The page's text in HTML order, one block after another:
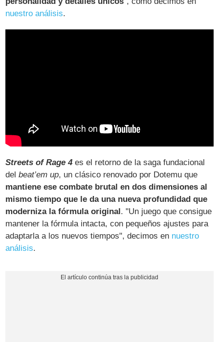
nuestro análisis.
Streets of Rage 4 es el retorno de la saga fundacional
delbeat’em up, un clásico renovado por Dotemu que
mantiene ese combate brutal en dos dimensiones al
mismo tiempo que le da una nueva profundidad que
moderniza la fórmula original. "Un juego que consigue
mantener la fórmula intacta, con pequeños ajustes para
adaptarla a los nuevos tiempos", decimos en nuestro
análisis.